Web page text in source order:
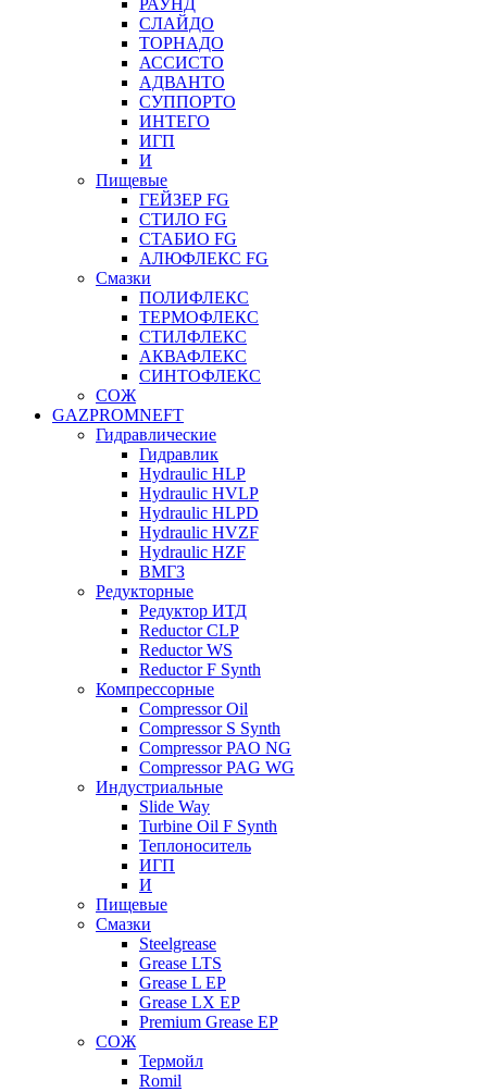
РАУНД
СЛАЙДО
ТОРНАДО
АССИСТО
АДВАНТО
СУППОРТО
ИНТЕГО
ИГП
И
Пищевые
ГЕЙЗЕР FG
СТИЛО FG
СТАБИО FG
АЛЮФЛЕКС FG
Смазки
ПОЛИФЛЕКС
ТЕРМОФЛЕКС
СТИЛФЛЕКС
АКВАФЛЕКС
СИНТОФЛЕКС
СОЖ
GAZPROMNEFT
Гидравлические
Гидравлик
Hydraulic HLP
Hydraulic HVLP
Hydraulic HLPD
Hydraulic HVZF
Hydraulic HZF
ВМГЗ
Редукторные
Редуктор ИТД
Reductor CLP
Reductor WS
Reductor F Synth
Компрессорные
Compressor Oil
Compressor S Synth
Compressor PAO NG
Compressor PAG WG
Индустриальные
Slide Way
Turbine Oil F Synth
Теплоноситель
ИГП
И
Пищевые
Смазки
Steelgrease
Grease LTS
Grease L EP
Grease LX EP
Premium Grease EP
СОЖ
Термойл
Romil